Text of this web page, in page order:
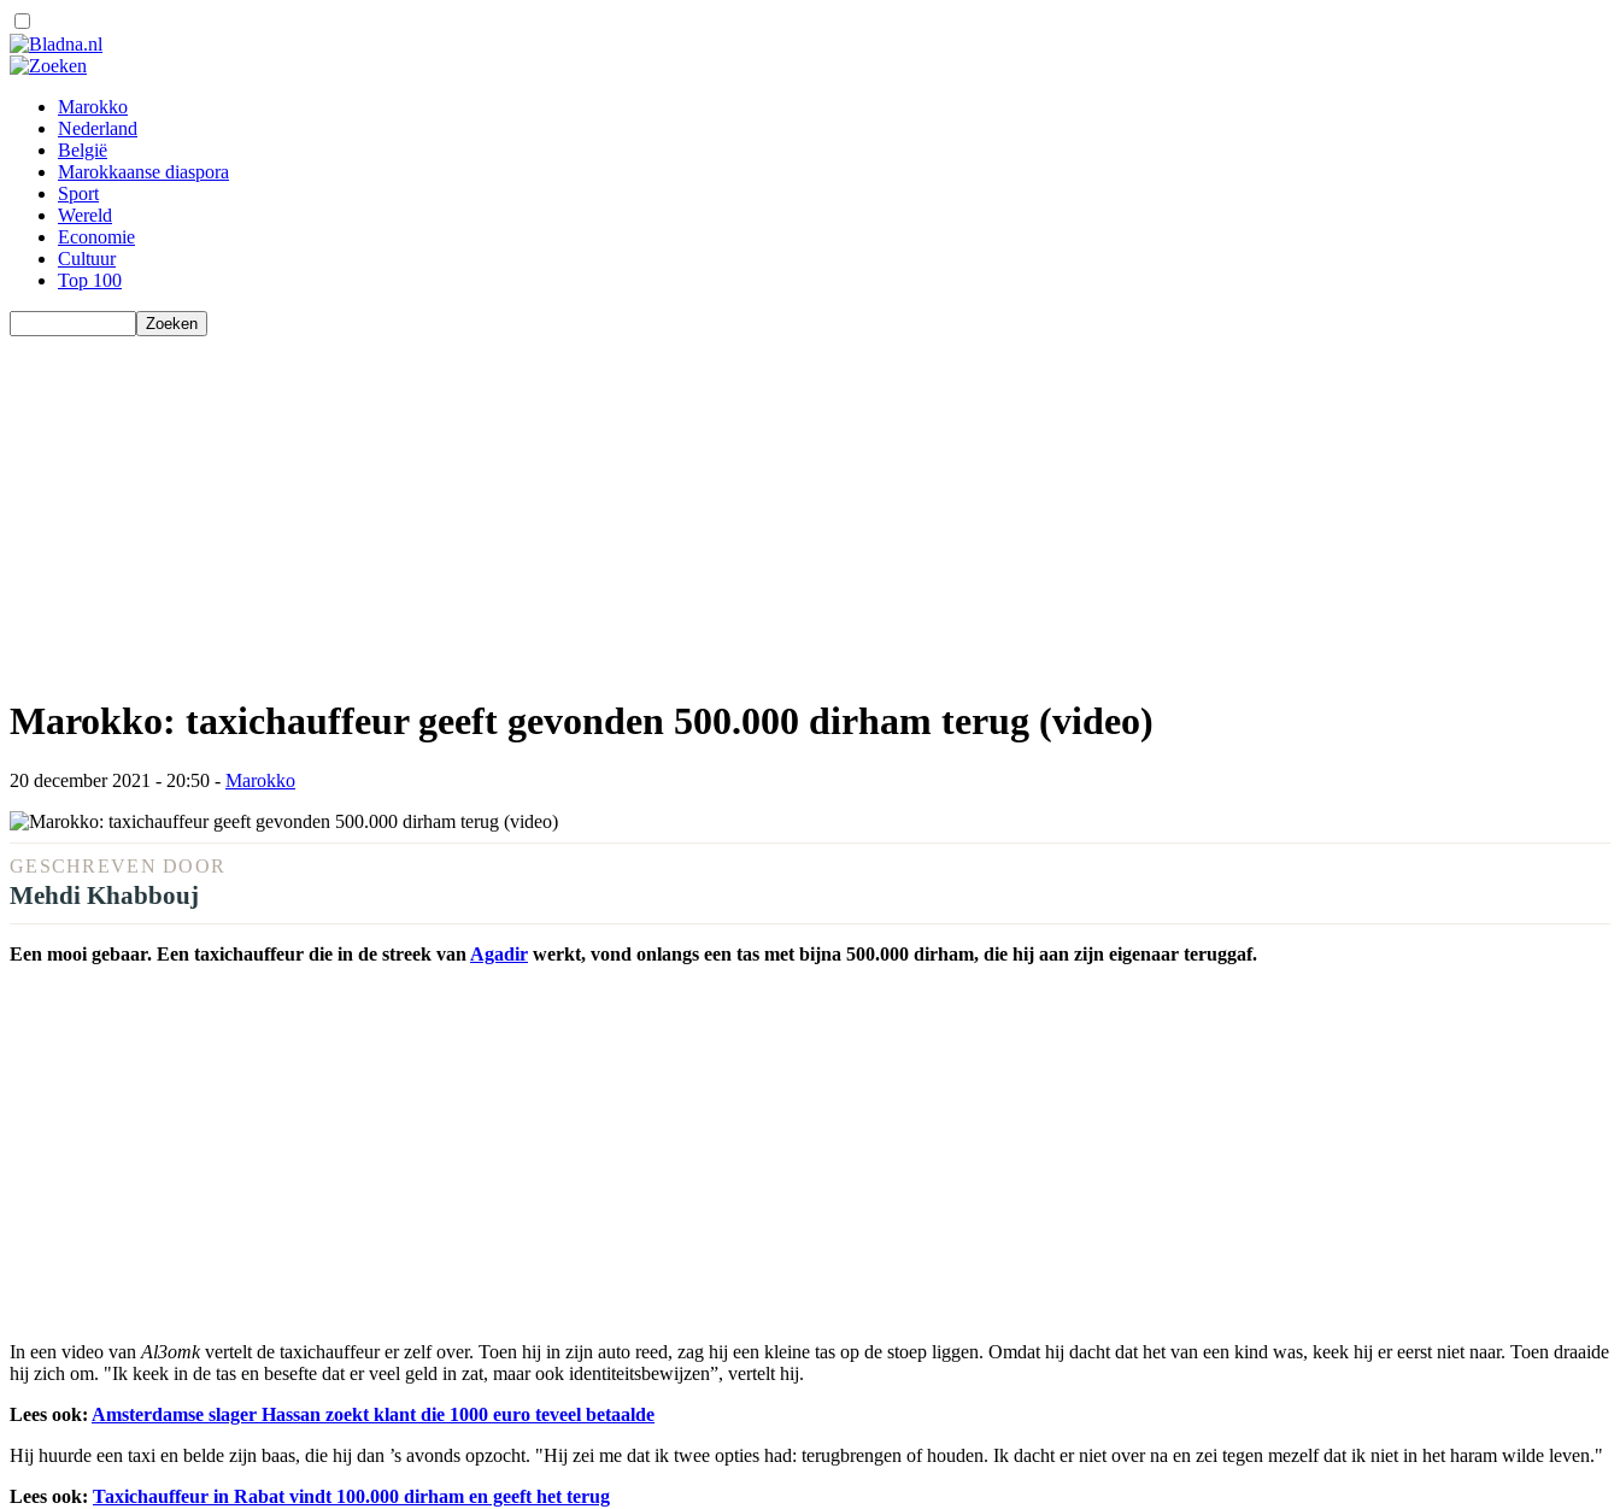
Marokko
Nederland
België
Marokkaanse diaspora
Sport
Wereld
Economie
Cultuur
Top 100
Marokko: taxichauffeur geeft gevonden 500.000 dirham terug (video)
20 december 2021 - 20:50 - Marokko
GESCHREVEN DOOR
Mehdi Khabbouj
Een mooi gebaar. Een taxichauffeur die in de streek van Agadir werkt, vond onlangs een tas met bijna 500.000 dirham, die hij aan zijn eigenaar teruggaf.
In een video van Al3omkvertelt de taxichauffeur er zelf over. Toen hij in zijn auto reed, zag hij een kleine tas op de stoep liggen. Omdat hij dacht dat het van een kind was, keek hij er eerst niet naar. Toen draaide
hij zich om. "Ik keek in de tas en besefte dat er veel geld in zat, maar ook identiteitsbewijzen”, vertelt hij.
Lees ook: Amsterdamse slager Hassan zoekt klant die 1000 euro teveel betaalde
Hij huurde een taxi en belde zijn baas, die hij dan ’s avonds opzocht. "Hij zei me dat ik twee opties had: terugbrengen of houden. Ik dacht er niet over na en zei tegen mezelf dat ik niet in het haram wilde leven."
Lees ook: Taxichauffeur in Rabat vindt 100.000 dirham en geeft het terug